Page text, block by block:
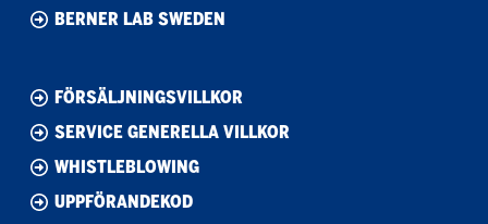
BERNER LAB SWEDEN
FÖRSÄLJNINGSVILLKOR
SERVICE GENERELLA VILLKOR
WHISTLEBLOWING
UPPFÖRANDEKOD